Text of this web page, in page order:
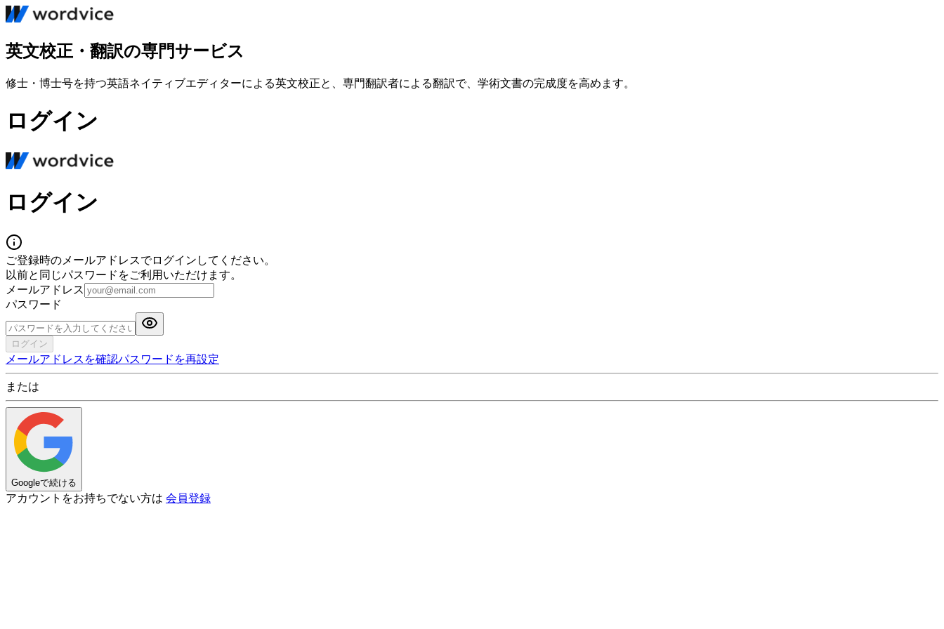
英文校正・翻訳の専門サービス
修士・博士号を持つ英語ネイティブエディターによる英文校正と、専門翻訳者による翻訳で、学術文書の完成度を高めます。
ログイン
ログイン
ご登録時のメールアドレスでログインしてください。
以前と同じパスワードをご利用いただけます。
メールアドレス
パスワード
ログイン
メールアドレスを確認パスワードを再設定
または
Googleで続ける
アカウントをお持ちでない方は 会員登録